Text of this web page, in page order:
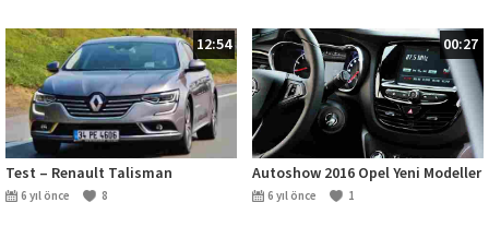
12:54
Test – Renault Talisman
6 yıl önce 8
00:27
Autoshow 2016 Opel Yeni Modeller
6 yıl önce 1